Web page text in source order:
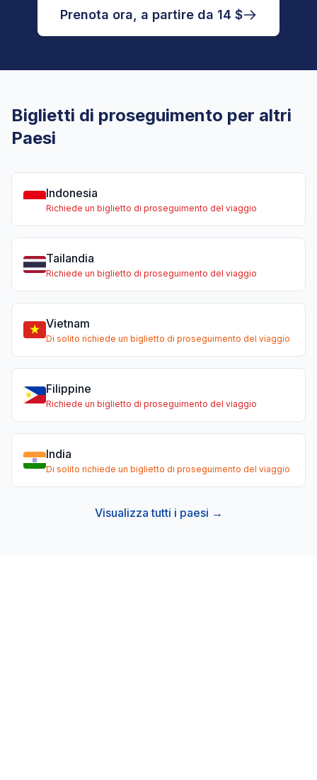
Prenota ora, a partire da 14 $
Biglietti di proseguimento per altri
Paesi
Indonesia
Richiede un biglietto di proseguimento del viaggio
Tailandia
Richiede un biglietto di proseguimento del viaggio
Vietnam
Di solito richiede un biglietto di proseguimento del viaggio
Filippine
Richiede un biglietto di proseguimento del viaggio
India
Di solito richiede un biglietto di proseguimento del viaggio
Visualizza tutti i paesi →